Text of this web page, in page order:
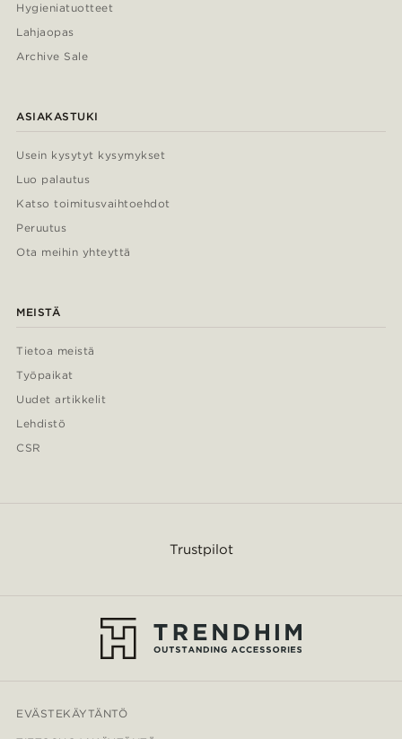
Hygieniatuotteet
Lahjaopas
Archive Sale
ASIAKASTUKI
Usein kysytyt kysymykset
Luo palautus
Katso toimitusvaihtoehdot
Peruutus
Ota meihin yhteyttä
MEISTÄ
Tietoa meistä
Työpaikat
Uudet artikkelit
Lehdistö
CSR
Trustpilot
EVÄSTEKÄYTÄNTÖ